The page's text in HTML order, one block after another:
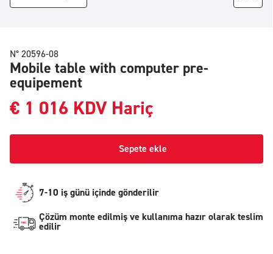
N° 20596-08
Mobile table with computer pre-
equipement
€ 1 016 KDV Hariç
Sepete ekle
7-10 iş günü içinde gönderilir
Çözüm monte edilmiş ve kullanıma hazır olarak teslim
edilir